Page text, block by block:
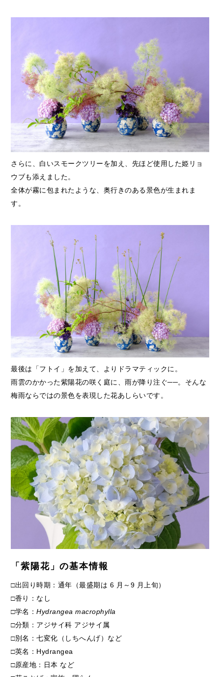
さらに、白いスモークツリーを加え、先ほど使用した姫リョ
ウブも添えました。
全体が霧に包まれたような、奥行きのある景色が生まれま
す。
最後は「フトイ」を加えて、よりドラマティックに。
雨雲のかかった紫陽花の咲く庭に、雨が降り注ぐ──。そんな
梅雨ならではの景色を表現した花あしらいです。
「紫陽花」の基本情報
□出回り時期：通年（最盛期は 6 月～9 月上旬）
□香り：なし
□学名：Hydrangea macrophylla
□分類：アジサイ科 アジサイ属
□別名：七変化（しちへんげ）など
□英名：Hydrangea
□原産地：日本 など